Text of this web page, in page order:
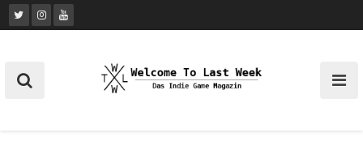
Skip
to